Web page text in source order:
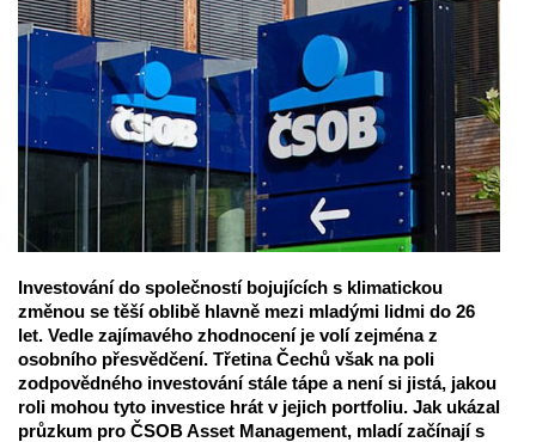
Investování do společností bojujících s klimatickou
změnou se těší oblibě hlavně mezi mladými lidmi do 26
let. Vedle zajímavého zhodnocení je volí zejména z
osobního přesvědčení. Třetina Čechů však na poli
zodpovědného investování stále tápe a není si jistá, jakou
roli mohou tyto investice hrát v jejich portfoliu. Jak ukázal
průzkum pro ČSOB Asset Management, mladí začínají s